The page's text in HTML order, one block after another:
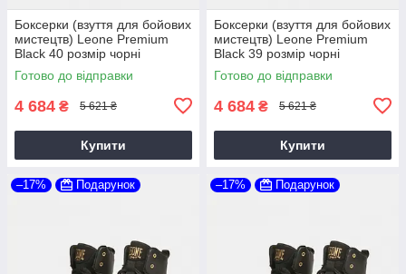
Боксерки (взуття для бойових
мистецтв) Leone Premium
Black 40 розмір чорні
Готово до відправки
4 684 ₴ 5 621 ₴
Купити
Боксерки (взуття для бойових
мистецтв) Leone Premium
Black 39 розмір чорні
Готово до відправки
4 684 ₴ 5 621 ₴
Купити
–17% Подарунок –17% Подарунок